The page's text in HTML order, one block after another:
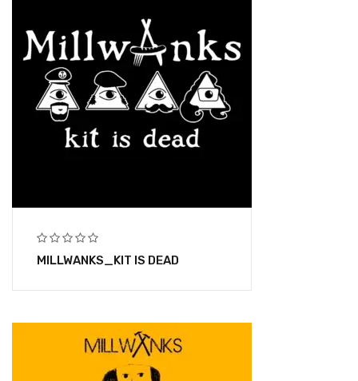
MILLWANKS_KIT IS DEAD